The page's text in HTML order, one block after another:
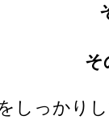
そ
しっかり